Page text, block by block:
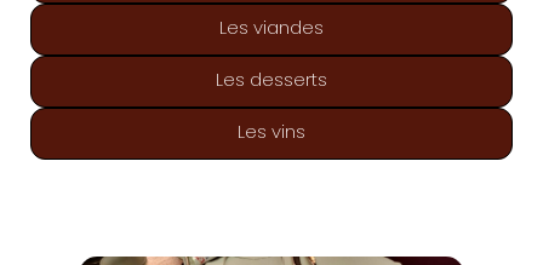
Les viandes
Les desserts
Les vins